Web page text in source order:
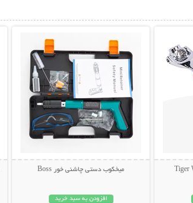
میخکوب دستی چاشنی خور Boss
افزودن به سبد خرید